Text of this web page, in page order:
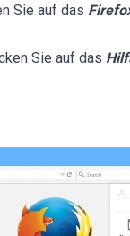
Sie auf das
Sie auf das